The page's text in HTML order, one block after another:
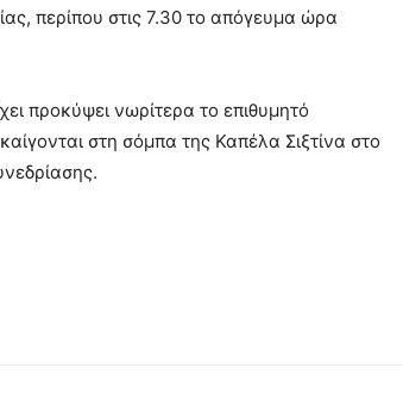
περίπου στις 7.30 το απόγευμα ώρα
προκύψει νωρίτερα το επιθυμητό
στη σόμπα της Καπέλα Σιξτίνα στο